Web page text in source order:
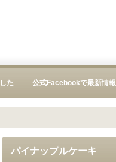
た 公式Facebookで最新情報
パイナップルケーキ